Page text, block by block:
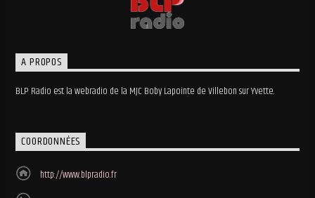
A PROPOS
BLP Radio est la webradio de la MJC Boby Lapointe de Villebon sur Yvette.
COORDONNÉES
http://www.blpradio.fr